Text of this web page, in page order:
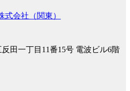
会社（関東）
田一丁目11番15号 電波ビル6階